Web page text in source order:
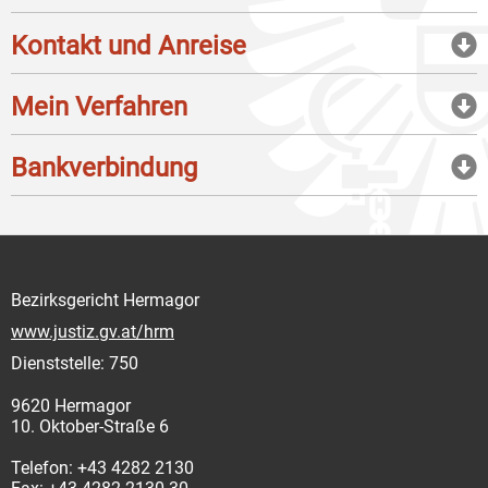
Kontakt und Anreise
Mein Verfahren
Bankverbindung
Bezirksgericht Hermagor
www.justiz.gv.at/hrm
Dienststelle: 750
9620 Hermagor
10. Oktober-Straße 6
Telefon: +43 4282 2130